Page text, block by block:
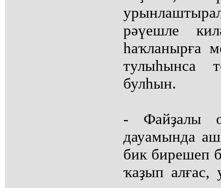
рәүешле
һаҡланырға
тулыһынса
булһын.
- Файҙалы
дауамында
бик бирешеп
ҡаҙып алғас,